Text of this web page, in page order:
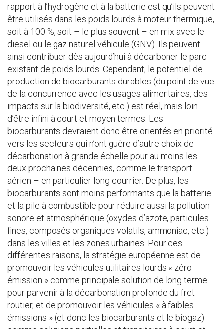
rapport à l’hydrogène et à la batterie est qu’ils peuvent
être utilisés dans les poids lourds à moteur thermique,
soit à 100 %, soit – le plus souvent – en mix avec le
diesel ou le gaz naturel véhicule (GNV). Ils peuvent
ainsi contribuer dès aujourd’hui à décarboner le parc
existant de poids lourds. Cependant, le potentiel de
production de biocarburants durables (du point de vue
de la concurrence avec les usages alimentaires, des
impacts sur la biodiversité, etc.) est réel, mais loin
d’être infini à court et moyen termes. Les
biocarburants devraient donc être orientés en priorité
vers les secteurs qui n’ont guère d’autre choix de
décarbonation à grande échelle pour au moins les
deux prochaines décennies, comme le transport
aérien – en particulier long-courrier. De plus, les
biocarburants sont moins performants que la batterie
et la pile à combustible pour réduire aussi la pollution
sonore et atmosphérique (oxydes d’azote, particules
fines, composés organiques volatils, ammoniac, etc.)
dans les villes et les zones urbaines. Pour ces
différentes raisons, la stratégie européenne est de
promouvoir les véhicules utilitaires lourds « zéro
émission » comme principale solution de long terme
pour parvenir à la décarbonation profonde du fret
routier, et de promouvoir les véhicules « à faibles
émissions » (et donc les biocarburants et le biogaz)